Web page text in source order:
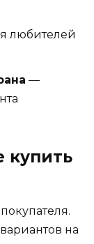
любителей
—
купить
на